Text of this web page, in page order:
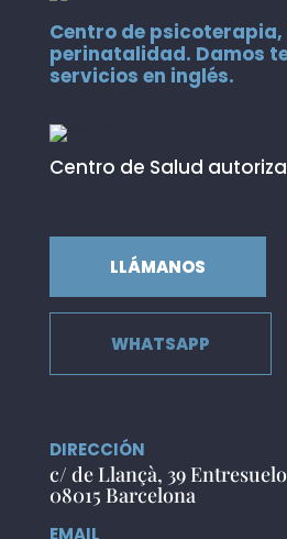
Centro de
perinatalidad. Damos
servicios en inglés.
Centro de Salud
LLÁMANOS
WHATSAPP
DIRECCIÓN
c/ de Llançà, 39
08015 Barcelona